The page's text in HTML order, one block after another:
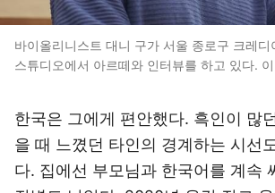
바이올리니스트 대니 구가 서울 종로구 크레디
스튜디오에서 아르떼와 인터뷰를 하고 있다.
한국은 그에게 편안했다. 흑인이 많
을 때 느꼈던 타인의 경계하는 시선
다. 집에선 부모님과 한국어를 계속